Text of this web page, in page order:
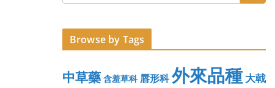
Browse by Tags
中草藥 含羞草科 唇形科外來品種 大戟